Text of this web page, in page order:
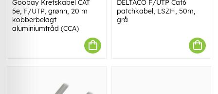
Goobay Kretskabel CAT
5e, F/UTP, grønn, 20 m
kobberbelagt
aluminiumtråd (CCA)
DELTACO F/UTP Cat6
patchkabel, LSZH, 50m,
grå